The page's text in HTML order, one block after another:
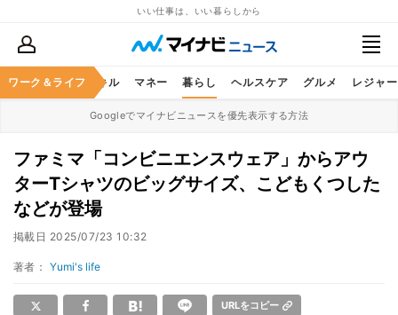
いい仕事は、いい暮らしから
ワーク＆ライフ
ア ビジネススキル マネー 暮らし ヘルスケア グルメ レジャー
Googleでマイナビニュースを優先表示する方法
ファミマ「コンビニエンスウェア」からアウ
ターTシャツのビッグサイズ、こどもくつした
などが登場
掲載日 2025/07/23 10:32
著者： Yumi's life
URLをコピー